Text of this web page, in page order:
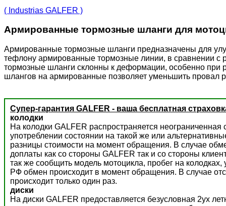
( Industrias GALFER )
Армированные тормозные шланги для
Армированные тормозные шланги предназначены для
тефлону армированные тормозные линии, в сравнении
тормозные шланги склонны к деформации, особенно при
шлангов на армированные позволяет уменьшить провал
Супер-гарантия GALFER - ваша бесплатная
колодки
На колодки GALFER распространяется
употреблении состоянии на такой же или
разницы стоимости на момент обращения. В случае
доплаты как со стороны GALFER так и со стороны
так же сообщить модель мотоцикла, пробег на
РФ обмен происходит в момент обращения. В случае
происходит только один раз.
диски
На диски GALFER предоставляется безусловная 2ух